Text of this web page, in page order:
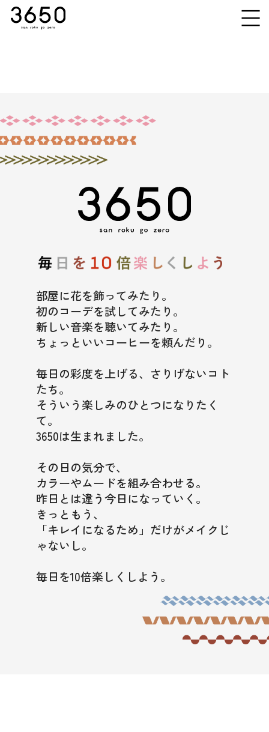
部屋に花を飾ってみたり。
初のコーデを試してみたり。
新しい音楽を聴いてみたり。
ちょっといいコーヒーを頼んだり。
毎日の彩度を上げる、さりげないコト
たち。
そういう楽しみのひとつになりたく
て。
3650は生まれました。
その日の気分で、
カラーやムードを組み合わせる。
昨日とは違う今日になっていく。
きっともう、
「キレイになるため」だけがメイクじ
ゃないし。
毎日を10倍楽しくしよう。
アイライナー
マスカラ
オフ＆ケア
Pick Up
News
Q&A
Online Store